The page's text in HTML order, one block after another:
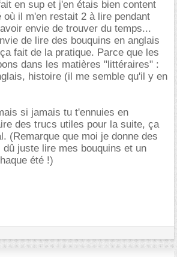
en sup et j'en étais bien content
où il m'en restait 2 à lire pendant
envie de trouver du temps...
de lire des bouquins en anglais
fait de la pratique. Parce que les
dans les matières "littéraires" :
histoire (il me semble qu'il y en
si jamais tu t'ennuies en
des trucs utiles pour la suite, ça
(Remarque que moi je donne des
juste lire mes bouquins et un
été !)